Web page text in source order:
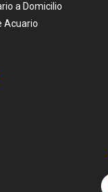
a Domicilio
Acuario